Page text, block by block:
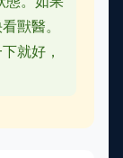
獸醫。
就好，